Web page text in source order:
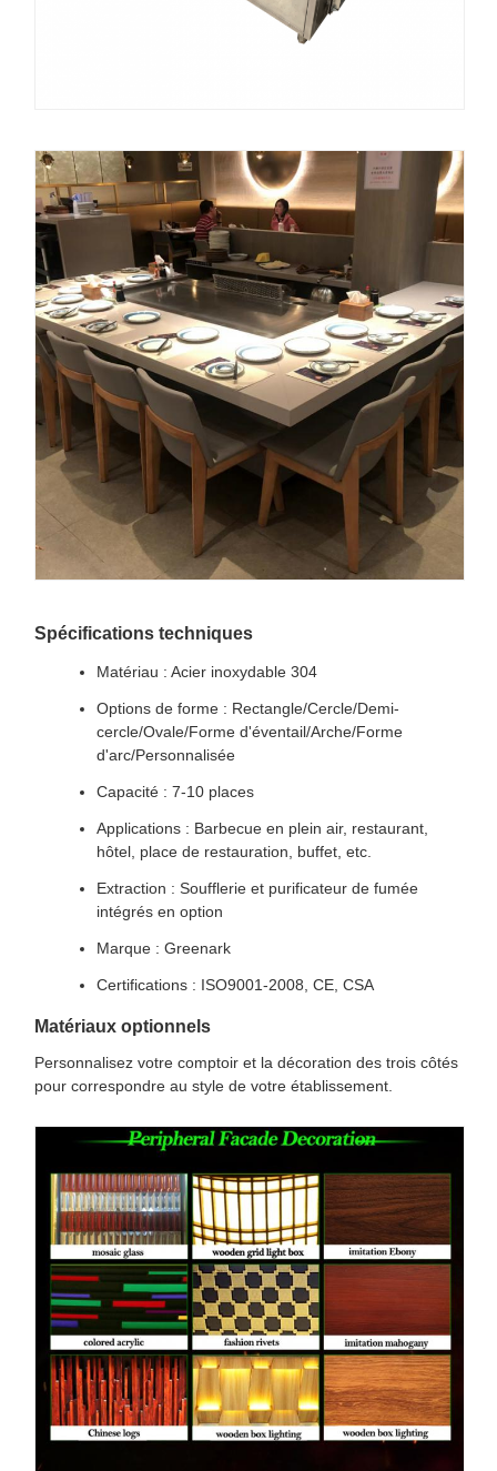
Spécifications techniques
Matériau : Acier inoxydable 304
Options de forme : Rectangle/Cercle/Demi-
cercle/Ovale/Forme d'éventail/Arche/Forme
d'arc/Personnalisée
Capacité : 7-10 places
Applications : Barbecue en plein air, restaurant,
hôtel, place de restauration, buffet, etc.
Extraction : Soufflerie et purificateur de fumée
intégrés en option
Marque : Greenark
Certifications : ISO9001-2008, CE, CSA
Matériaux optionnels
Personnalisez votre comptoir et la décoration des trois côtés
pour correspondre au style de votre établissement.